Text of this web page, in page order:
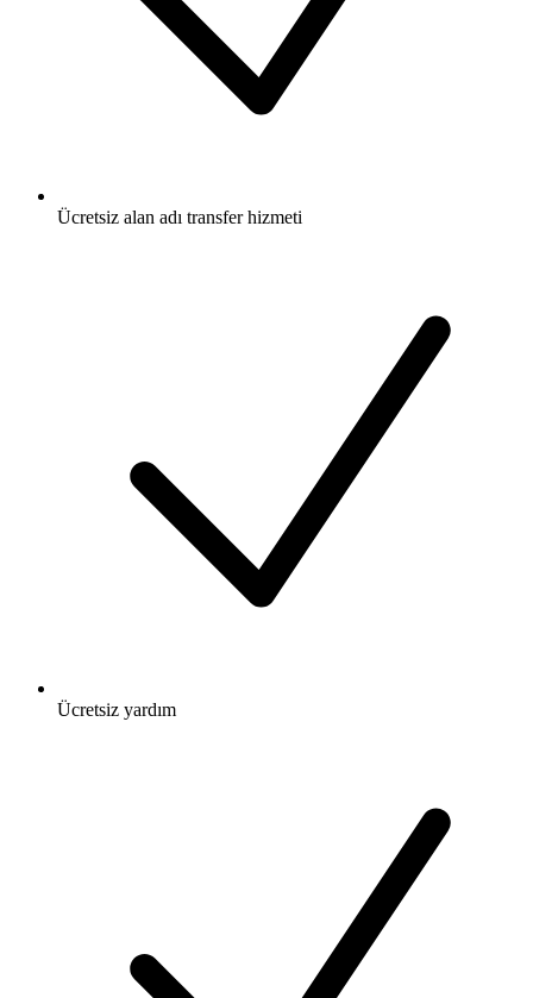
Ücretsiz alan adı transfer hizmeti
Ücretsiz yardım